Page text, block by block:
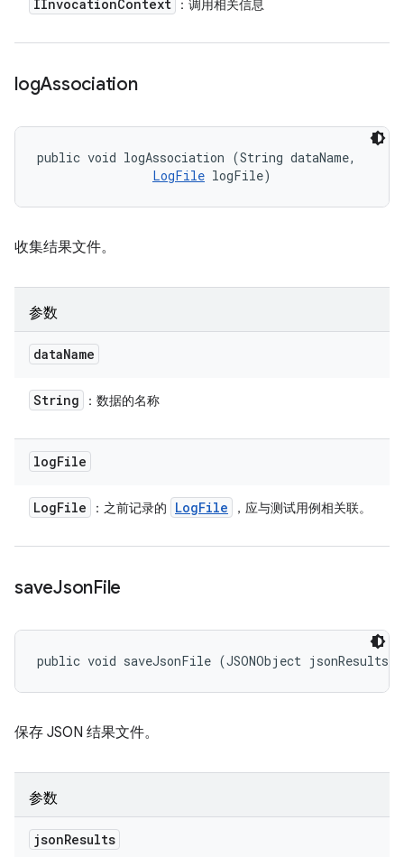
IInvocationContext ：调用相关信息
logAssociation
public void logAssociation (String dataName,
LogFile logFile)
收集结果文件。
参数
dataName
String ：数据的名称
logFile
LogFile ：之前记录的 LogFile ，应与测试用例相关联。
saveJsonFile
public void saveJsonFile (JSONObject jsonResults)
保存 JSON 结果文件。
参数
jsonResults